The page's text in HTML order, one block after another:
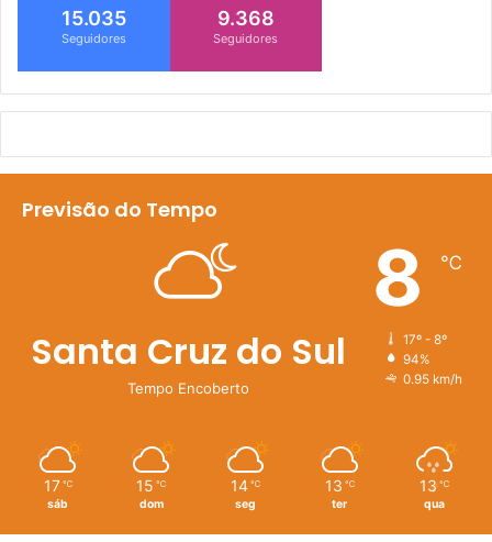
15.035
Seguidores
9.368
Seguidores
Previsão do Tempo
Santa Cruz do Sul
Tempo Encoberto
8 ℃
17º - 8º
94%
0.95 km/h
17 ℃
sáb
15 ℃
dom
14 ℃
seg
13 ℃
ter
13 ℃
qua